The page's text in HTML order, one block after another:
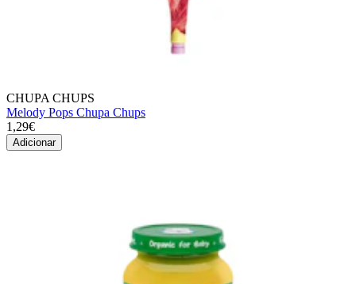
CHUPA CHUPS
Melody Pops Chupa Chups
1,29€
Adicionar